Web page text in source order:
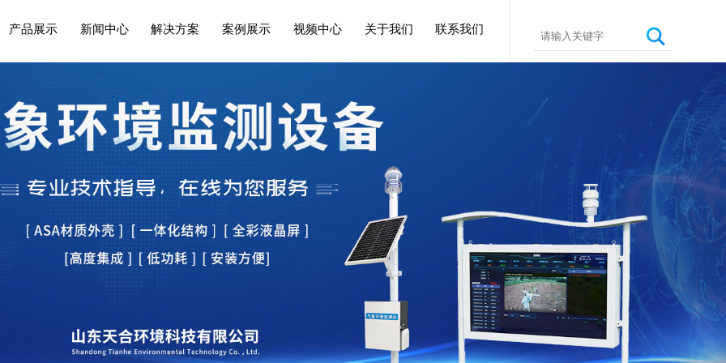
产品展示 新闻中心 解决方案 案例展示 视频中心 关于我们 联系我们